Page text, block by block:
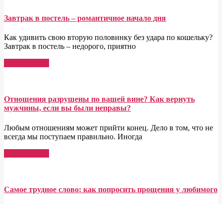
Завтрак в постель – романтичное начало дня
Как удивить свою вторую половинку без удара по кошельку?
Завтрак в постель – недорого, приятно
Отношения разрушены по вашей вине? Как вернуть
мужчины, если вы были неправы?
Любым отношениям может прийти конец. Дело в том, что не
всегда мы поступаем правильно. Иногда
Самое трудное слово: как попросить прощения у любимого